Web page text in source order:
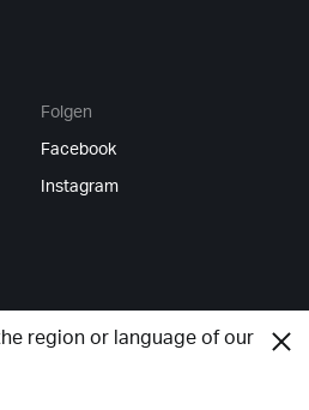
region or language of our
Folgen
Facebook
Instagram